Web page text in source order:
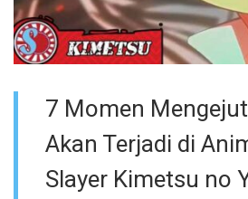
7 Momen
Akan Terjadi di
Slayer Kimetsu no